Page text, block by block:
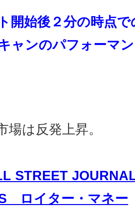
開始後２分の時点で
ャンのパフォー
場は反発上昇。
STREET
ロイター・マネー